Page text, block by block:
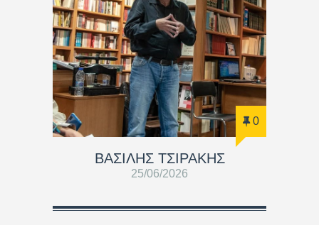
0
ΒΑΣΊΛΗΣ ΤΣΙΡΆΚΗΣ
25/06/2026